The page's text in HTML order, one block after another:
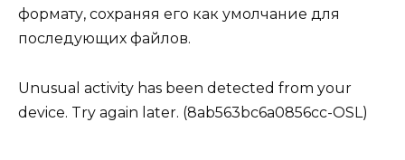
формату, сохраняя его как умолчание для
последующих файлов.
Unusual activity has been detected from your
device. Try again later. (8ab563bc6a0856cc-OSL)